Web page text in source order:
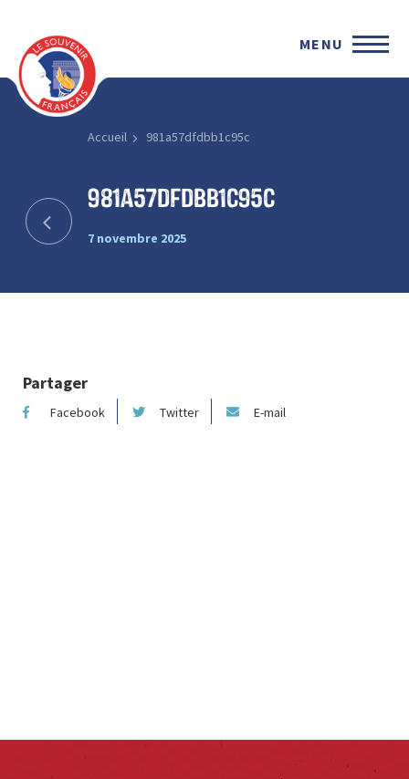
MENU
Accueil 981a57dfdbb1c95c
981a57dfdbb1c95c
7 novembre 2025
Partager
Facebook Twitter E-mail